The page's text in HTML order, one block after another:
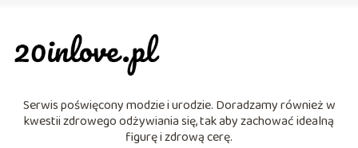
Serwis poświęcony modzie i urodzie. Doradzamy również w
kwestii zdrowego odżywiania się, tak aby zachować idealną
figurę i zdrową cerę.